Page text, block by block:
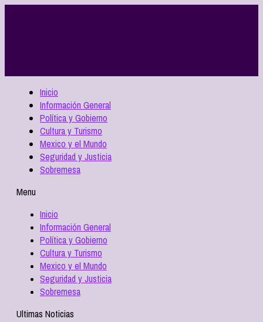
Inicio
Información General
Política y Gobierno
Cultura y Turismo
Mexico y el Mundo
Seguridad y Justicia
Sobremesa
Menu
Inicio
Información General
Política y Gobierno
Cultura y Turismo
Mexico y el Mundo
Seguridad y Justicia
Sobremesa
Ultimas Noticias